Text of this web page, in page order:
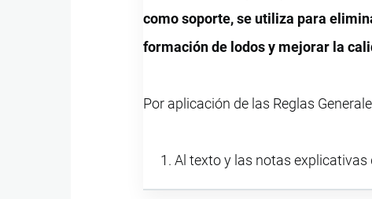
como soporte, se utiliza para
formación de lodos y mejorar la
Por aplicación de las Reglas
Al texto y las notas explicativas